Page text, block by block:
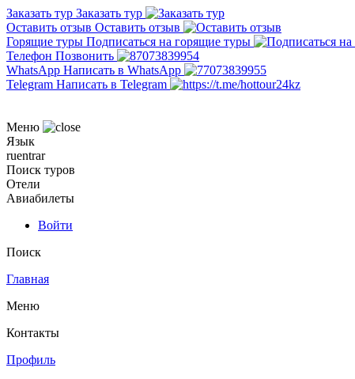
Заказать тур Заказать тур
Оставить отзыв Оставить отзыв
Горящие туры Подписаться на горящие туры
Телефон Позвонить
WhatsApp Написать в WhatsApp
Telegram Написать в Telegram
Меню
Язык
ruentrar
Поиск туров
Отели
Авиабилеты
Войти
Поиск
Главная
Меню
Контакты
Профиль